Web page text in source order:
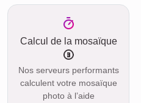
Calcul de la mosaïque
Nos serveurs performants
calculent votre mosaïque
photo à l’aide